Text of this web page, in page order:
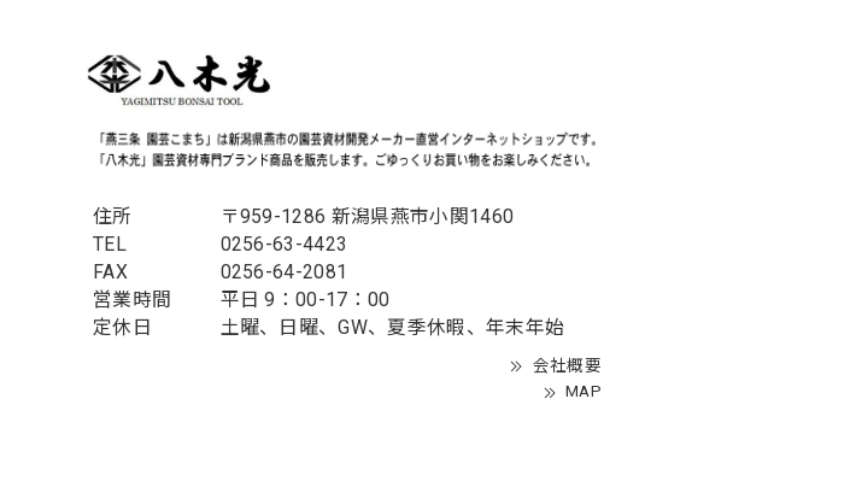
住所
〒959-1286 新潟県燕市小関1460
TEL
0256-63-4423
FAX
0256-64-2081
営業時間
平日 9：00-17：00
定休日
土曜、日曜、GW、夏季休暇、年末年始
会社概要
MAP